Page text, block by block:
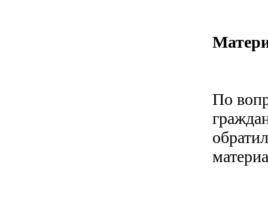
По